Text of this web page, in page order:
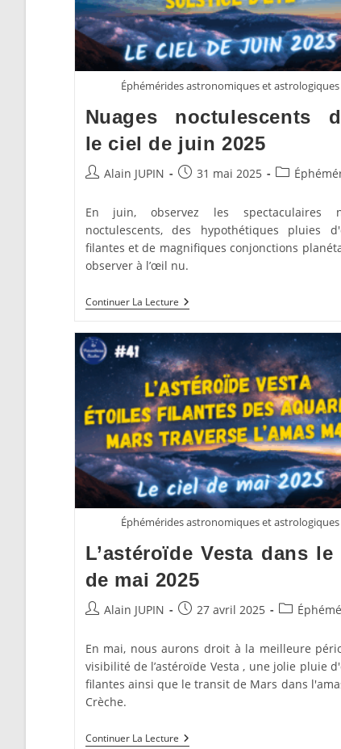
Éphémérides astronomiques et astrologiques
Nuages noctulescents
le ciel de juin 2025
Auteur/autrice
la
publication :
Alain JUPIN
Publication
31 mai 2025
Post
En juin, observez les spectaculaires
noctulescents, des hypothétiques pluies
filantes et de magnifiques conjonctions
observer à l’œil nu.
Continuer La LectureNuages
Noctulescents
Le
Ciel
De
Juin
2025
Éphémérides astronomiques et astrologiques
L’astéroïde Vesta dans le
de mai 2025
Auteur/autrice
la
publication :
Alain JUPIN
Publication
27 avril 2025
Post
En mai, nous aurons droit à la meilleure
visibilité de l’astéroïde Vesta , une jolie pluie
filantes ainsi que le transit de Mars dans
Crèche.
Continuer La LectureL’astéroïde